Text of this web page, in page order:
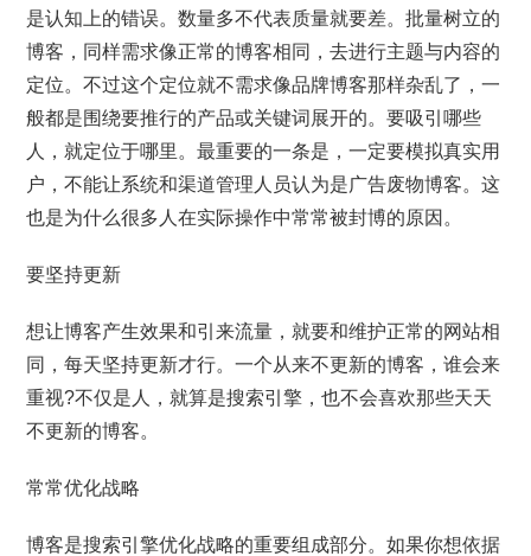
是认知上的错误。数量多不代表质量就要差。批量树立的
博客，同样需求像正常的博客相同，去进行主题与内容的
定位。不过这个定位就不需求像品牌博客那样杂乱了，一
般都是围绕要推行的产品或关键词展开的。要吸引哪些
人，就定位于哪里。最重要的一条是，一定要模拟真实用
户，不能让系统和渠道管理人员认为是广告废物博客。这
也是为什么很多人在实际操作中常常被封博的原因。
要坚持更新
想让博客产生效果和引来流量，就要和维护正常的网站相
同，每天坚持更新才行。一个从来不更新的博客，谁会来
重视?不仅是人，就算是搜索引擎，也不会喜欢那些天天
不更新的博客。
常常优化战略
博客是搜索引擎优化战略的重要组成部分。如果你想依据